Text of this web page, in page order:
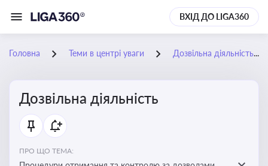
ВХІД ДО LIGA360
Головна Теми в центрі уваги Дозвільна діяльність
Дозвільна діяльність
ПРО ЩО ТЕМА: